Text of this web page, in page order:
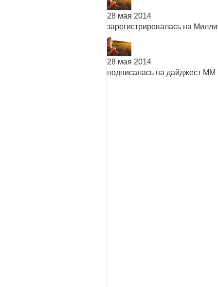
28 мая 2014
зарегистрировалась на
28 мая 2014
подписалась на дайджест ММ